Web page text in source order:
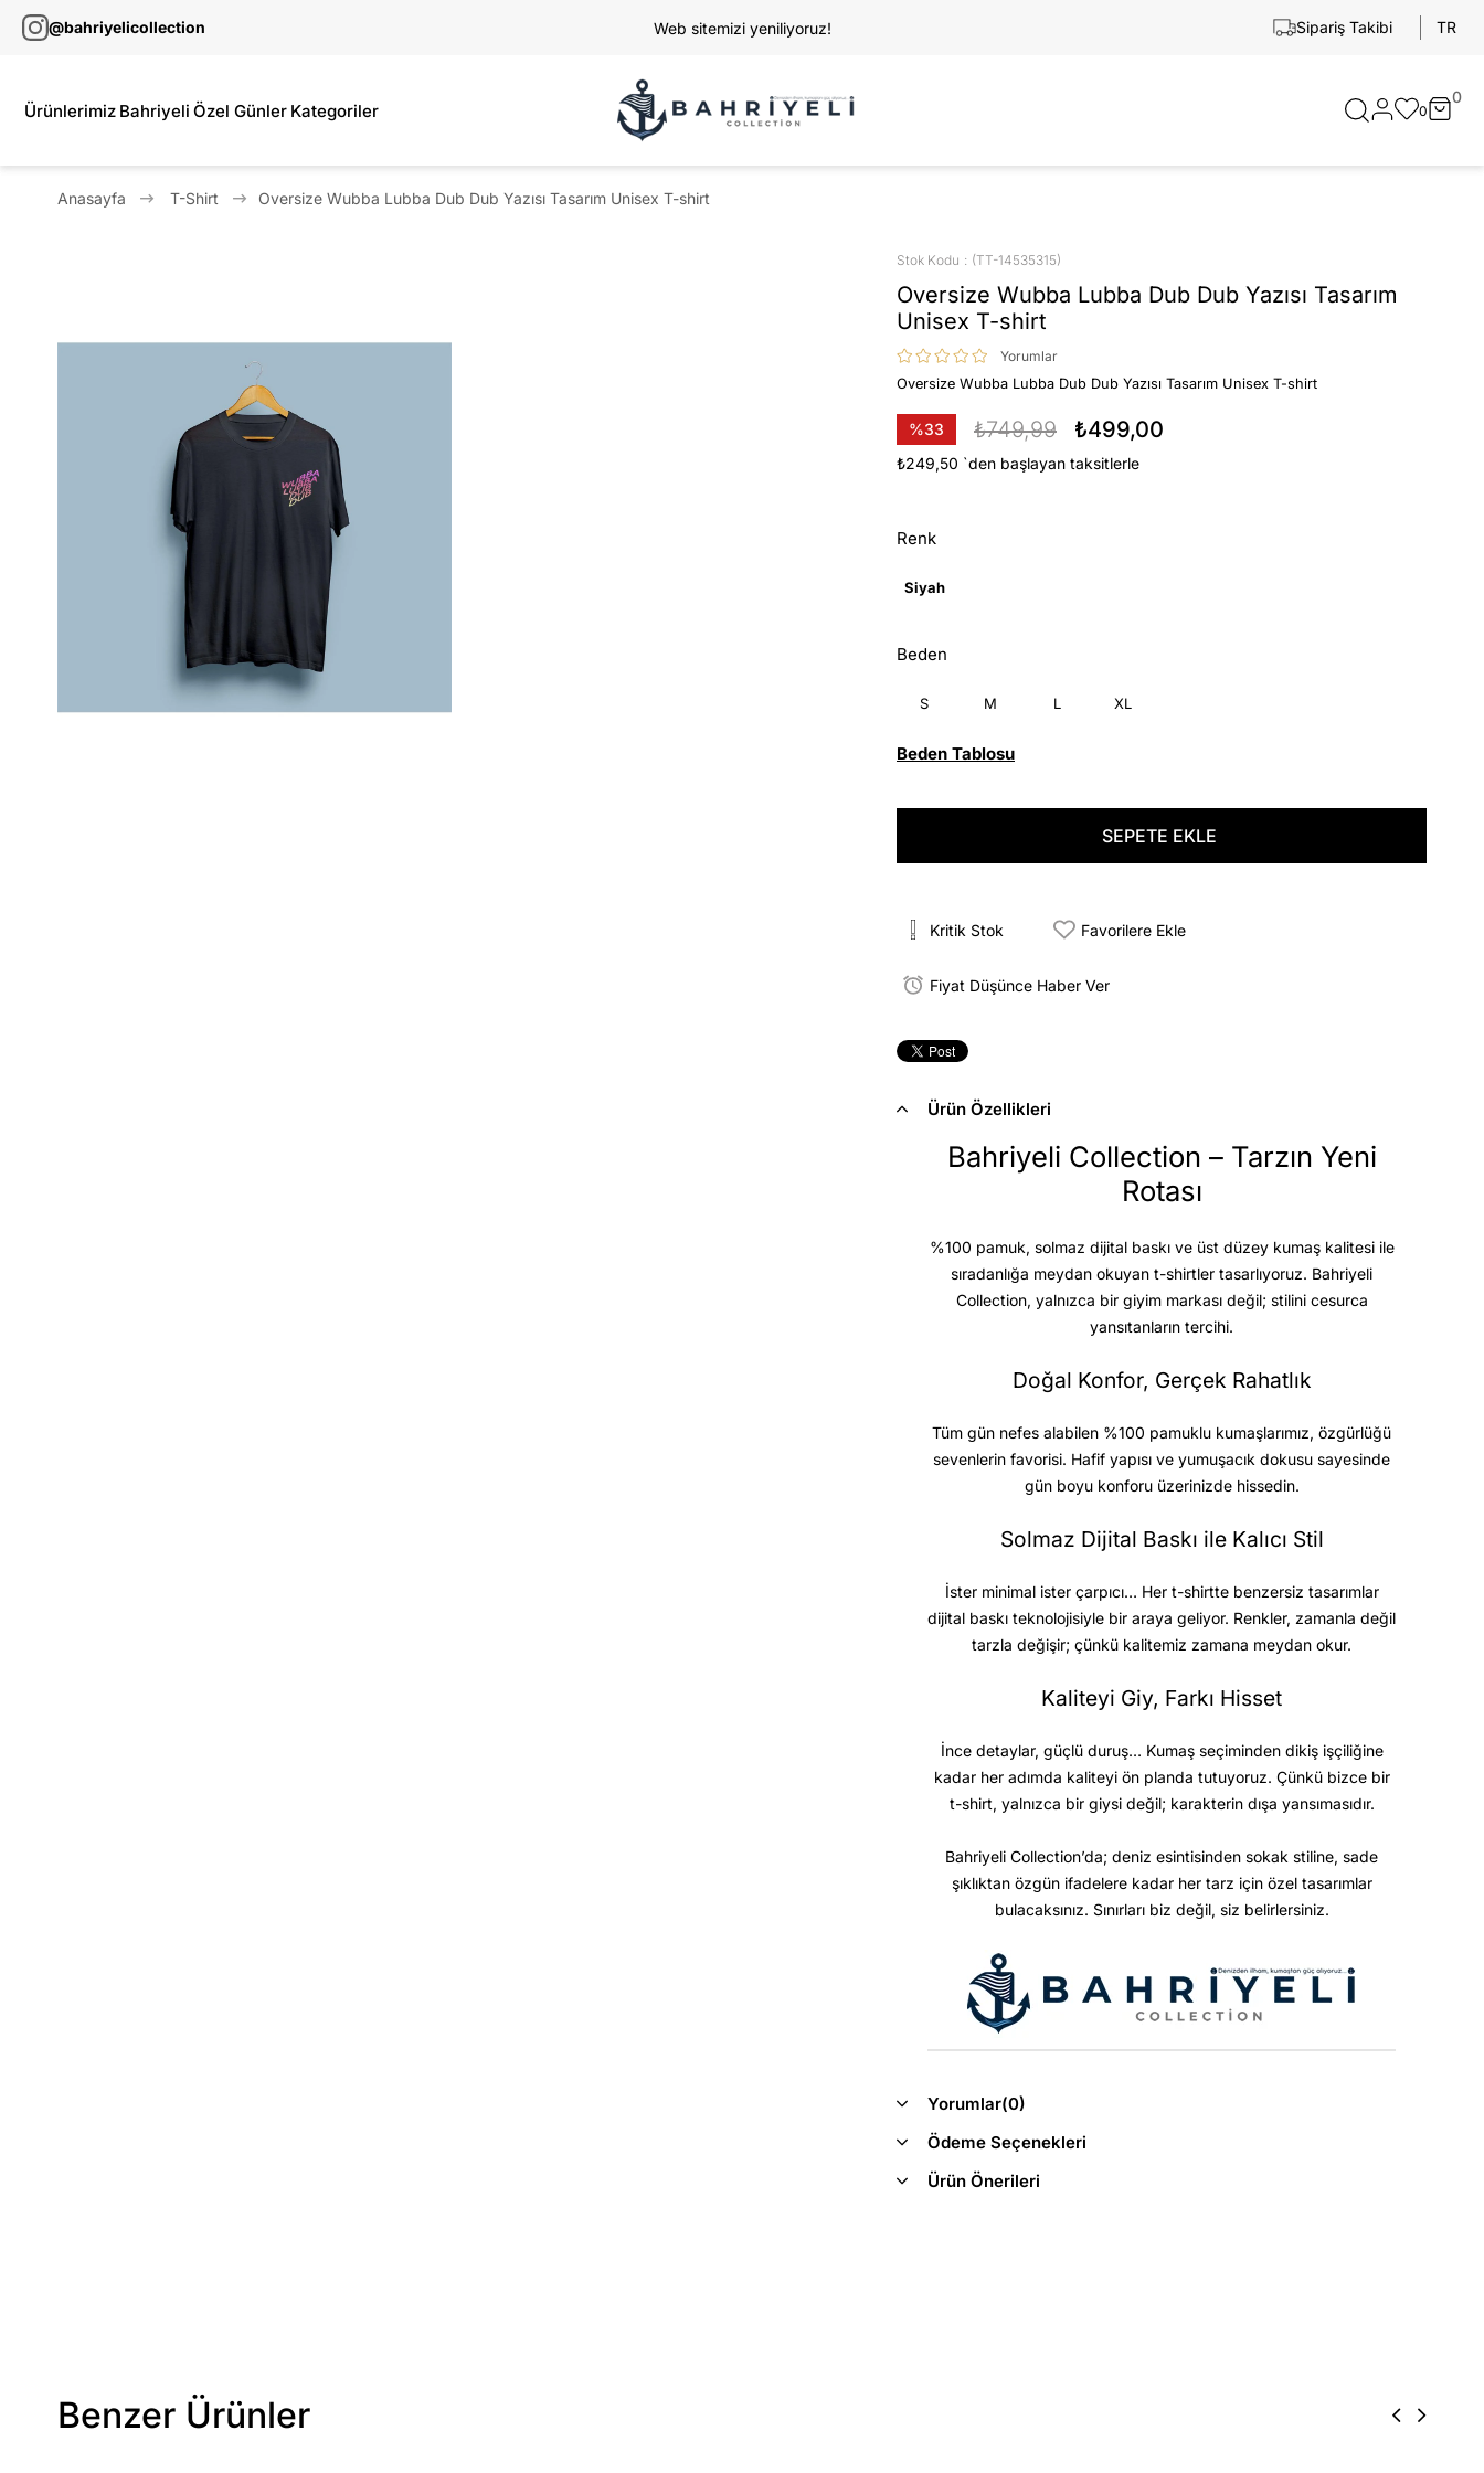
@bahriyelicollection Web sitemizi yeniliyoruz! Sipariş Takibi TR
Ürünlerimiz Bahriyeli Özel Günler Kategoriler 0
0
Anasayfa T-Shirt Oversize Wubba Lubba Dub Dub Yazısı Tasarım Unisex T-shirt
Stok Kodu (TT-14535315)
Oversize Wubba Lubba Dub Dub Yazısı Tasarım
Unisex T-shirt
Yorumlar
Oversize Wubba Lubba Dub Dub Yazısı Tasarım Unisex T-shirt
%33
İndirim
₺749,99 ₺499,00
₺249,50 `den başlayan taksitlerle
Renk
Siyah
Beden
S M L XL
Beden Tablosu
Kritik Stok Favorilere Ekle
Fiyat Düşünce Haber Ver
Ürün Özellikleri
Bahriyeli Collection – Tarzın Yeni
Rotası
%100 pamuk, solmaz dijital baskı ve üst düzey kumaş kalitesiile
sıradanlığa meydan okuyan t-shirtler tasarlıyoruz. Bahriyeli
Collection, yalnızca bir giyim markası değil; stilini cesurca
yansıtanların tercihi.
Doğal Konfor, Gerçek Rahatlık
Tüm gün nefes alabilen %100 pamuklu kumaşlarımız, özgürlüğü
sevenlerin favorisi. Hafif yapısı ve yumuşacık dokusu sayesinde
gün boyu konforu üzerinizde hissedin.
Solmaz Dijital Baskı ile Kalıcı Stil
İster minimal ister çarpıcı… Her t-shirtte benzersiz tasarımlar
dijital baskı teknolojisiyle bir araya geliyor. Renkler, zamanla değil
tarzla değişir; çünkü kalitemiz zamana meydan okur.
Kaliteyi Giy, Farkı Hisset
İnce detaylar, güçlü duruş… Kumaş seçiminden dikiş işçiliğine
kadar her adımda kaliteyi ön planda tutuyoruz. Çünkü bizce bir
t-shirt, yalnızca bir giysi değil; karakterin dışa yansımasıdır.
Bahriyeli Collection’da; deniz esintisinden sokak stiline, sade
şıklıktan özgün ifadelere kadar her tarz için özel tasarımlar
bulacaksınız. Sınırları biz değil, siz belirlersiniz.
Yorumlar(0)
Ödeme Seçenekleri
Ürün Önerileri
Benzer Ürünler